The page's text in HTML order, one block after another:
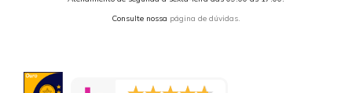
Consulte nossa página de dúvidas.